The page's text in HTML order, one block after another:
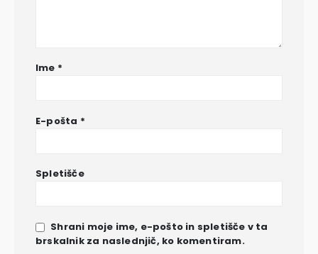
Ime *
E-pošta *
Spletišče
Shrani moje ime, e-pošto in spletišče v ta
brskalnik za naslednjič, ko komentiram.